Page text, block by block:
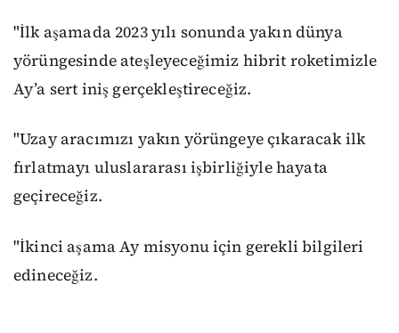
"İlk aşamada 2023 yılı sonunda yakın dünya
yörüngesinde ateşleyeceğimiz hibrit roketimizle
Ay’a sert iniş gerçekleştireceğiz.
"Uzay aracımızı yakın yörüngeye çıkaracak ilk
fırlatmayı uluslararası işbirliğiyle hayata
geçireceğiz.
"İkinci aşama Ay misyonu için gerekli bilgileri
edineceğiz.